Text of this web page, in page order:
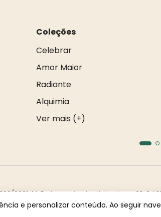
Coleções
Celebrar
Amor Maior
Radiante
Alquimia
Ver mais (+)
0001-14. Endereço: Av. dos Holandeses, 03,
podem ser reproduzidas total ou
e personalizar conteúdo. Ao seguir